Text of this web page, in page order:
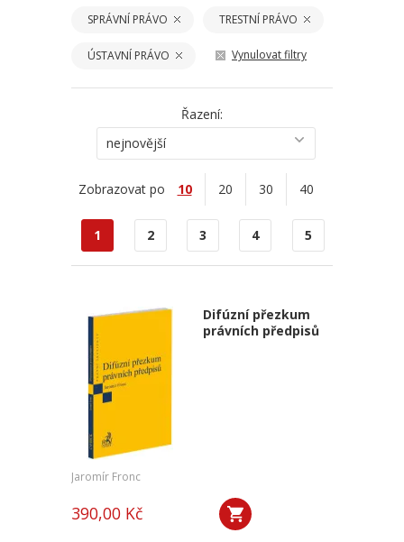
SPRÁVNÍ PRÁVO TRESTNÍ PRÁVO
ÚSTAVNÍ PRÁVO Vynulovat filtry
Řazení:
nejnovější
Zobrazovat po 10 20 30 40
1 2 3 4 5
Difúzní přezkum
právních předpisů
Jaromír Fronc
390,00 Kč